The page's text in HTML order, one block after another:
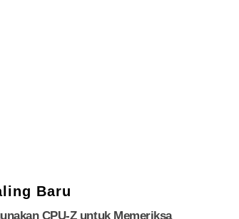
Baru
CPU-Z untuk Memeriksa